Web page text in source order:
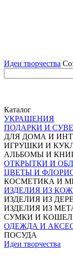
Идеи творчества
Каталог
УКРАШЕНИЯ
ПОДАРКИ И
ДЛЯ ДОМА И
ИГРУШКИ И
АЛЬБОМЫ И
ОТКРЫТКИ И
ЦВЕТЫ И
КОСМЕТИКА И
ИЗДЕЛИЯ ИЗ
ИЗДЕЛИЯ ИЗ
ИЗДЕЛИЯ ИЗ
СУМКИ И
ОДЕЖДА И
ПОСУДА
Идеи творчества